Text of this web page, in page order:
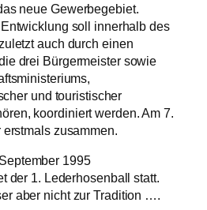
neue Gewerbegebiet.
soll innerhalb des
auch durch einen
drei Bürgermeister sowie
und touristischer
koordiniert werden. Am 7.
zusammen.
1995
der 1. Lederhosenball statt.
aber nicht zur Tradition ….